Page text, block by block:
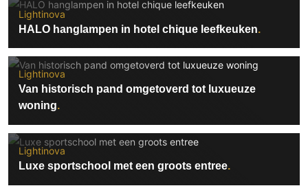
Lightinova
HALO hanglampen in hotel chique leefkeuken
Lightinova
Van historisch pand omgetoverd tot luxueuze
woning
Lightinova
Luxe sportschool met een groots entree